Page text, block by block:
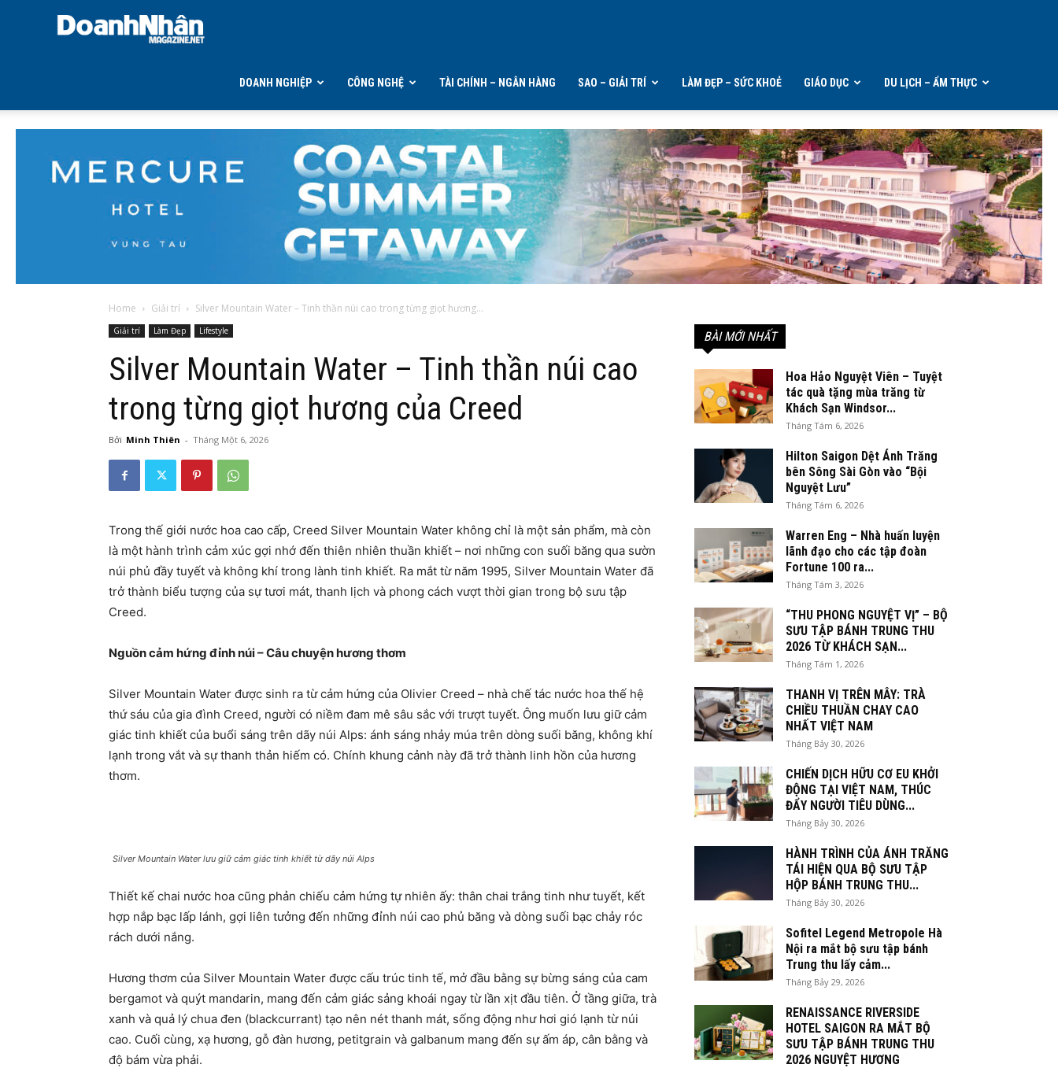
DOANH NGHIỆP CÔNG NGHỆ TÀI CHÍNH – NGÂN HÀNG SAO – GIẢI TRÍ LÀM ĐẸP – SỨC KHOẺ GIÁO DỤC DU LỊCH – ẨM THỰC
Home Giải trí Silver Mountain Water – Tinh thần núi cao trong từng giọt hương...
Giải trí Làm Đẹp Lifestyle
Silver Mountain Water – Tinh thần núi cao
trong từng giọt hương của Creed
Bởi Minh Thiên - Tháng Một 6, 2026
Trong thế giới nước hoa cao cấp, Creed Silver Mountain Water không chỉ là một sản phẩm, mà còn
là một hành trình cảm xúc gợi nhớ đến thiên nhiên thuần khiết – nơi những con suối băng qua sườn
núi phủ đầy tuyết và không khí trong lành tinh khiết. Ra mắt từ năm 1995, Silver Mountain Water đã
trở thành biểu tượng của sự tươi mát, thanh lịch và phong cách vượt thời gian trong bộ sưu tập
Creed.
Nguồn cảm hứng đỉnh núi – Câu chuyện hương thơm
Silver Mountain Water được sinh ra từ cảm hứng của Olivier Creed – nhà chế tác nước hoa thế hệ
thứ sáu của gia đình Creed, người có niềm đam mê sâu sắc với trượt tuyết. Ông muốn lưu giữ cảm
giác tinh khiết của buổi sáng trên dãy núi Alps: ánh sáng nhảy múa trên dòng suối băng, không khí
lạnh trong vắt và sự thanh thản hiếm có. Chính khung cảnh này đã trở thành linh hồn của hương
thơm.
Silver Mountain Water lưu giữ cảm giác tinh khiết từ dãy núi Alps
Thiết kế chai nước hoa cũng phản chiếu cảm hứng tự nhiên ấy: thân chai trắng tinh như tuyết, kết
hợp nắp bạc lấp lánh, gợi liên tưởng đến những đỉnh núi cao phủ băng và dòng suối bạc chảy róc
rách dưới nắng.
Hương thơm của Silver Mountain Water được cấu trúc tinh tế, mở đầu bằng sự bừng sáng của cam
bergamot và quýt mandarin, mang đến cảm giác sảng khoái ngay từ lần xịt đầu tiên. Ở tầng giữa, trà
xanh và quả lý chua đen (blackcurrant) tạo nên nét thanh mát, sống động như hơi gió lạnh từ núi
cao. Cuối cùng, xạ hương, gỗ đàn hương, petitgrain và galbanum mang đến sự ấm áp, cân bằng và
độ bám vừa phải.
BÀI MỚI NHẤT
Hoa Hảo Nguyệt Viên – Tuyệt
tác quà tặng mùa trăng từ
Khách Sạn Windsor...
Tháng Tám 6, 2026
Hilton Saigon Dệt Ánh Trăng
bên Sông Sài Gòn vào “Bội
Nguyệt Lưu”
Tháng Tám 6, 2026
Warren Eng – Nhà huấn luyện
lãnh đạo cho các tập đoàn
Fortune 100 ra...
Tháng Tám 3, 2026
“THU PHONG NGUYỆT VỊ” – BỘ
SƯU TẬP BÁNH TRUNG THU
2026 TỪ KHÁCH SẠN...
Tháng Tám 1, 2026
THANH VỊ TRÊN MÂY: TRÀ
CHIỀU THUẦN CHAY CAO
NHẤT VIỆT NAM
Tháng Bảy 30, 2026
CHIẾN DỊCH HỮU CƠ EU KHỞI
ĐỘNG TẠI VIỆT NAM, THÚC
ĐẨY NGƯỜI TIÊU DÙNG...
Tháng Bảy 30, 2026
HÀNH TRÌNH CỦA ÁNH TRĂNG
TÁI HIỆN QUA BỘ SƯU TẬP
HỘP BÁNH TRUNG THU...
Tháng Bảy 30, 2026
Sofitel Legend Metropole Hà
Nội ra mắt bộ sưu tập bánh
Trung thu lấy cảm...
Tháng Bảy 29, 2026
RENAISSANCE RIVERSIDE
HOTEL SAIGON RA MẮT BỘ
SƯU TẬP BÁNH TRUNG THU
2026 NGUYỆT HƯƠNG